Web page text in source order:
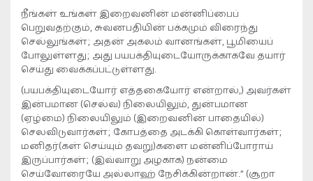
நீங்கள் உங்கள் இறைவனின் மன்னிப்பைப்
பெறுவதற்கும், சுவனபதியின் பக்கமும் விரைந்து
செல்லுங்கள்; அதன் அகலம் வானங்கள், பூமியைப்
போலுள்ளது; அது பயபக்தியுடையோருக்காகவே தயார்
செய்து வைக்கப்பட்டுள்ளது.
(பயபக்தியுடையோர் எத்தகையோர் என்றால்,) அவர்கள்
இன்பமான (செல்வ) நிலையிலும், துன்பமான
(ஏழ்மை) நிலையிலும் (இறைவனின் பாதையில்)
செலவிடுவார்கள்; கோபத்தை அடக்கி கொள்வார்கள்;
மனிதர்(கள் செய்யும் தவறு)களை மன்னிப்போராய்
இருப்பார்கள்; (இவ்வாறு அழகாக) நன்மை
செய்வோரையே அல்லாஹ் நேசிக்கின்றான்.” (சூறா